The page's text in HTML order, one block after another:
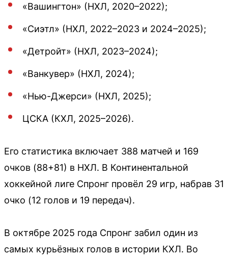
«Вашингтон» (НХЛ, 2020–2022);
«Сиэтл» (НХЛ, 2022–2023 и 2024–2025);
«Детройт» (НХЛ, 2023–2024);
«Ванкувер» (НХЛ, 2024);
«Нью-Джерси» (НХЛ, 2025);
ЦСКА (КХЛ, 2025–2026).
Его статистика включает 388 матчей и 169
очков (88+81) в НХЛ. В Континентальной
хоккейной лиге Спронг провёл 29 игр, набрав 31
очко (12 голов и 19 передач).
В октябре 2025 года Спронг забил один из
самых курьёзных голов в истории КХЛ. Во